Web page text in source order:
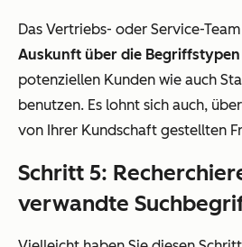
Das Vertriebs- oder Service-
Auskunft über die Begriffstypen
potenziellen Kunden wie auch
benutzen. Es lohnt sich auch,
von Ihrer Kundschaft gestellten
Schritt 5:
verwandte